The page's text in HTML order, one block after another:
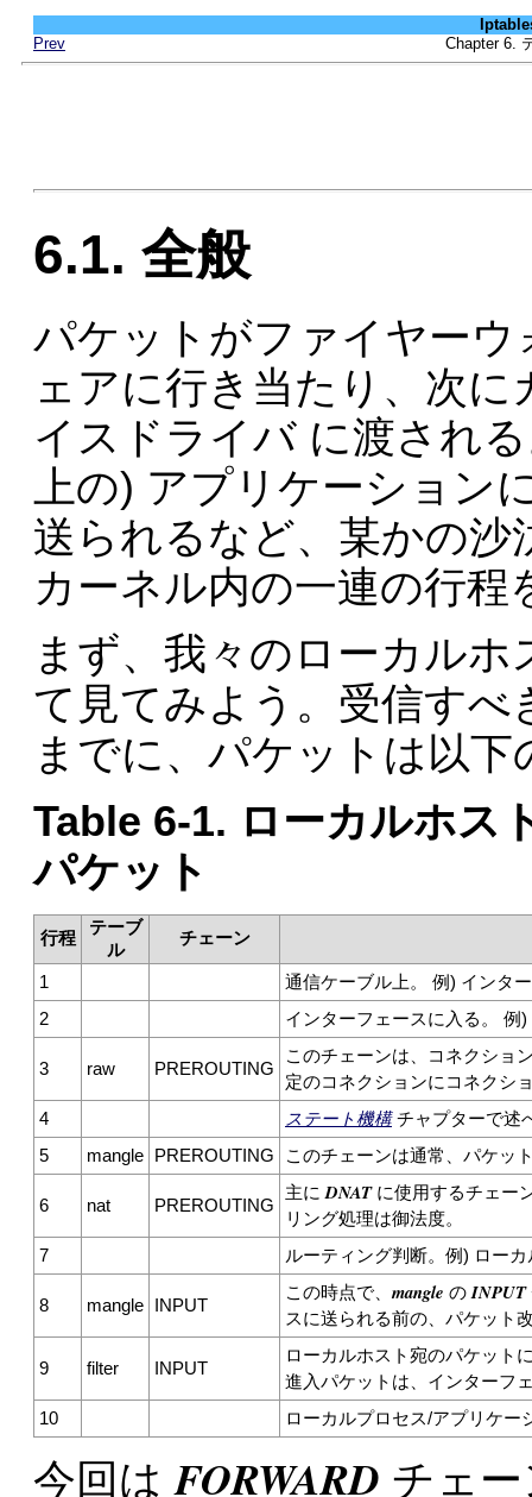
Prev
Chapter 6.
6.1. 全般
パケットがファイヤー
ェアに行き当たり、次
イスドライバ に渡され
上の) アプリケーション
送られるなど、某かの
カーネル内の一連の行程
まず、我々のローカル
て見てみよう。受信す
までに、パケットは以
Table 6-1. ローカルホス
パケット
行程
テーブ
ル
チェーン
1
通信ケーブル上。 例) インタ
2
インターフェースに入る。 例)
3 raw PREROUTING
このチェーンは、コネクショ
定のコネクションにコネクシ
4
ステート機構チャプターで述
5
mangle PREROUTING このチェーンは通常、パケッ
6 nat PREROUTING
主に DNATに使用するチェー
リング処理は御法度。
7
ルーティング判断。例) ロー
8 mangle INPUT
この時点で、 mangle の INPUT
スに送られる前の、パケット
9 filter INPUT
ローカルホスト宛のパケット
進入パケットは、インターフ
10
ローカルプロセス/アプリケー
今回はFORWARD チェ